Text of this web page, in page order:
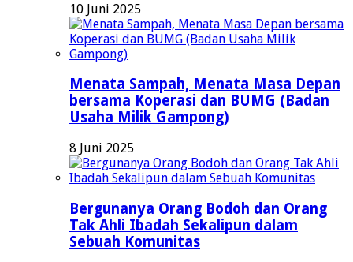
10 Juni 2025
Menata Sampah, Menata Masa Depan
bersama Koperasi dan BUMG (Badan
Usaha Milik Gampong)
8 Juni 2025
Bergunanya Orang Bodoh dan Orang
Tak Ahli Ibadah Sekalipun dalam
Sebuah Komunitas